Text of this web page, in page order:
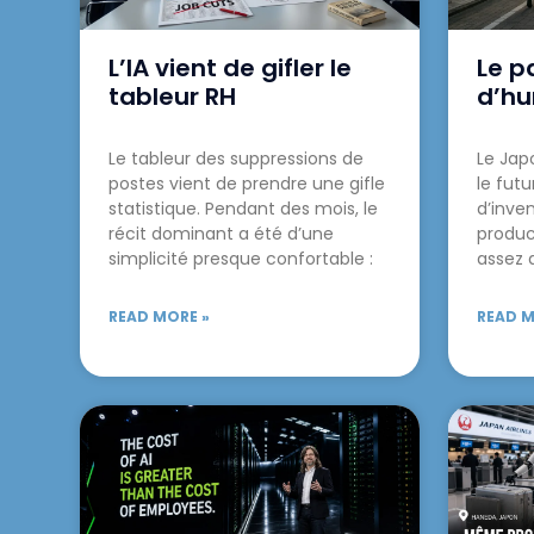
L’IA vient de gifler le
tableur RH
Le tableur des suppressions de
postes vient de prendre une gifle
statistique. Pendant des mois, le
récit dominant a été d’une
simplicité presque confortable :
READ MORE »
Le
Le
le
assez
READ